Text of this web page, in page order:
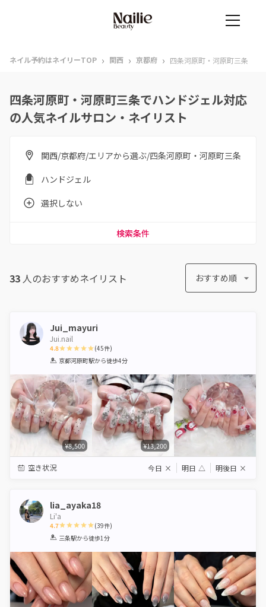
ネイル予約はネイリーTOP › 関西 › 京都府 › 四条河原町・河原町三条
四条河原町・河原町三条でハンドジェル対応
の人気ネイルサロン・ネイリスト
関西/京都府/エリアから選ぶ/四条河原町・河原町三条
ハンドジェル
選択しない
検索条件
33 人のおすすめネイリスト おすすめ順
Jui_mayuri
Jui.nail
4.8
1 2 3 4 5
(45件)
京都河原町駅から徒歩4分
¥8,500 ¥13,200
空き状況 今日 × 明日 △ 明後日 ×
lia_ayaka18
Li'a
4.7
1 2 3 4 5
(39件)
三条駅から徒歩1分